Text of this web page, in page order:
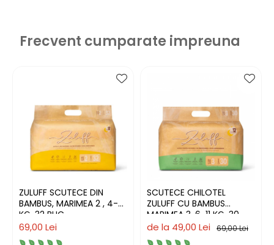
Frecvent cumparate impreuna
ZULUFF SCUTECE DIN
BAMBUS, MARIMEA 2 , 4-8
KG, 32 BUC
69,00 Lei
SCUTECE CHILOTEL
ZULUFF CU BAMBUS
MARIMEA 3, 6-11 KG, 30
BUC
69,00 Lei
de la 49,00 Lei